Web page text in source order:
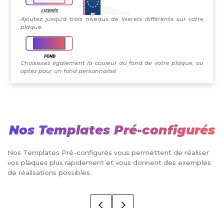
Ajoutez jusqu'à trois niveaux de liserets différents sur votre
plaque.
Choisissez également la couleur du fond de votre plaque, ou
optez pour un fond personnalisé
Nos Templates Pré-configurés
Nos Templates Pré-configurés vous permettent de réaliser
vos plaques plus rapidement et vous donnent des exemples
de réalisations possibles.